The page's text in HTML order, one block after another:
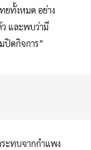
ยทั้งหมด อย่าง
ว และพบว่ามี
ปิดกิจการ”
ระทบจากกำแพง